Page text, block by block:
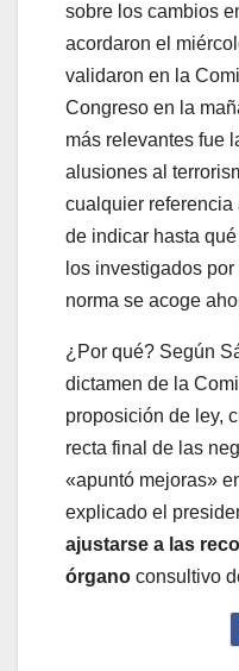
sobre los cambios
acordaron el
validaron en la
Congreso en la
más relevantes fue
alusiones al
cualquier
de indicar hasta
los investigados
norma se acoge
¿Por qué? Según
dictamen de la
proposición de ley,
recta final de las
«apuntó mejoras»
explicado el
ajustarse a las
órgano consultivo